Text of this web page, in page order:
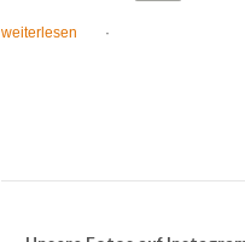
weiterlesen ·